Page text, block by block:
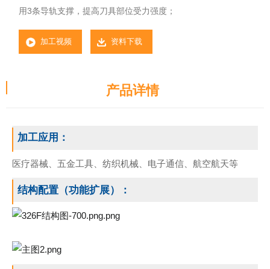
用3条导轨支撑，提高刀具部位受力强度；
加工视频 资料下载
产品详情
加工应用：
医疗器械、五金工具、纺织机械、电子通信、航空航天等
结构配置（功能扩展）：